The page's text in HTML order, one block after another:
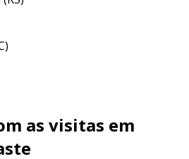
significativamente para
entre as principais
em estruturas
superfícies
perfis e outros
as visitas em